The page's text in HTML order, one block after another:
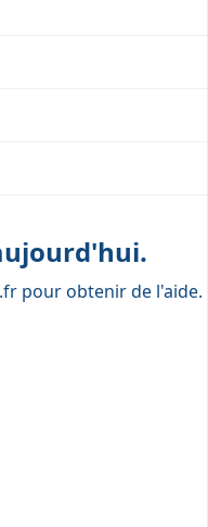
pour obtenir de l'aide.